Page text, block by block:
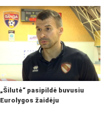
„Šilutė“ pasipildė buvusiu
Eurolygos žaidėju